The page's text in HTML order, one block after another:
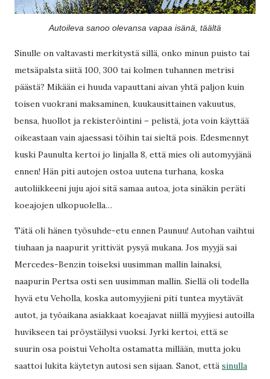
Autoileva sanoo olevansa vapaa isänä, täältä
Sinulle on valtavasti merkitystä sillä, onko minun puisto tai
metsäpalsta siitä 100, 300 tai kolmen tuhannen metrisi
päästä? Mikään ei huuda vapauttani aivan yhtä paljon kuin
toisen vuokrani maksaminen, kuukausittainen vakuutus,
bensa, huollot ja rekisteröintini – pelistä, jota voin käyttää
oikeastaan vain ajaessasi töihin tai sieltä pois. Edesmennyt
kuski Paunulta kertoi jo linjalla 8, että mies oli automyyjänä
ennen! Hän piti autojen ostoa uutena turhana, koska
autoliikkeeni juju ajoi sitä samaa autoa, jota sinäkin peräti
koeajojen ulkopuolella…
Tätä oli hänen työsuhde-etu ennen Paunuu! Autohan vaihtui
tiuhaan ja naapurit yrittivät pysyä mukana. Jos myyjä sai
Mercedes-Benzin toiseksi uusimman mallin lainaksi,
naapurin Pertsa osti sen uusimman mallin. Siellä oli todella
hyvä etu Veholla, koska automyyjieni piti tuntea myytävät
autot, ja työaikana asiakkaat koeajavat niillä myyjiesi autoilla
huvikseen tai pröystäilysi vuoksi. Jyrki kertoi, että se
suurin osa poistui Veholta ostamatta millään, mutta joku
saattoi lukita käytetyn autosi sen sijaan. Sanot, että sinulla